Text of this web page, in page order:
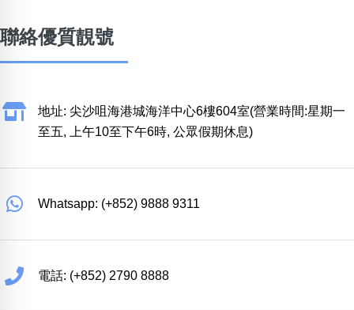
聯絡優質靚號
地址: 尖沙咀海港城海洋中心6樓604室(營業時間:星期一
至五, 上午10至下午6時, 公眾假期休息)
Whatsapp: (+852) 9888 9311
電話: (+852) 2790 8888